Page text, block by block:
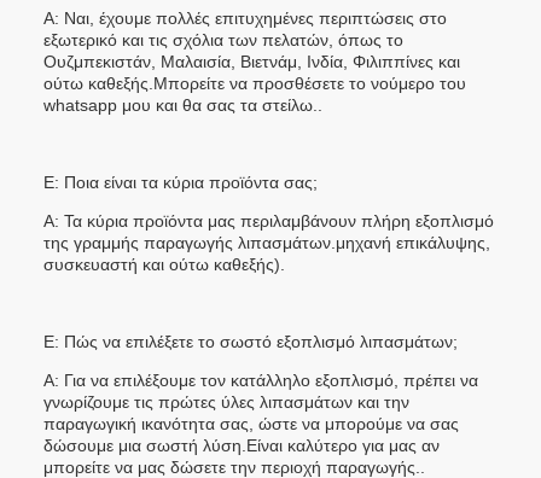
Α: Ναι, έχουμε πολλές επιτυχημένες περιπτώσεις στο
εξωτερικό και τις σχόλια των πελατών, όπως το
Ουζμπεκιστάν, Μαλαισία, Βιετνάμ, Ινδία, Φιλιππίνες και
ούτω καθεξής.Μπορείτε να προσθέσετε το νούμερο του
whatsapp μου και θα σας τα στείλω..
Ε: Ποια είναι τα κύρια προϊόντα σας;
Α: Τα κύρια προϊόντα μας περιλαμβάνουν πλήρη εξοπλισμό
της γραμμής παραγωγής λιπασμάτων.μηχανή επικάλυψης,
συσκευαστή και ούτω καθεξής).
Ε: Πώς να επιλέξετε το σωστό εξοπλισμό λιπασμάτων;
Α: Για να επιλέξουμε τον κατάλληλο εξοπλισμό, πρέπει να
γνωρίζουμε τις πρώτες ύλες λιπασμάτων και την
παραγωγική ικανότητα σας, ώστε να μπορούμε να σας
δώσουμε μια σωστή λύση.Είναι καλύτερο για μας αν
μπορείτε να μας δώσετε την περιοχή παραγωγής..